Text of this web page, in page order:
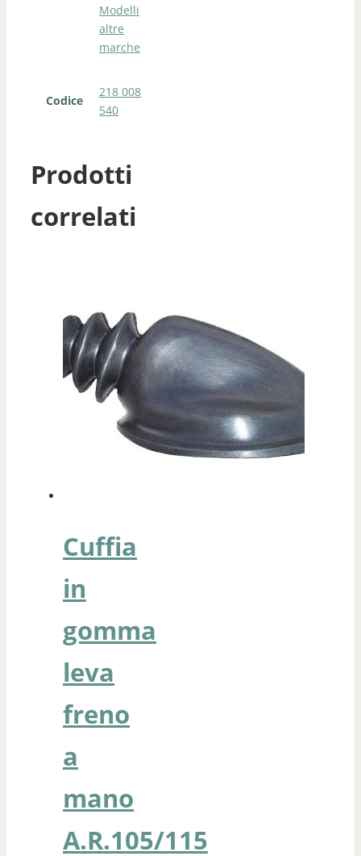
Modelli
altre
marche
Codice
218 008
540
Prodotti
correlati
Cuffia
in
gomma
leva
freno
a
mano
A.R.105/115